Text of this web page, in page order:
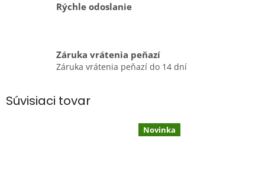
Rýchle odoslanie
Záruka vrátenia peňazí
Záruka vrátenia peňazí do 14 dní
Súvisiaci tovar
Novinka